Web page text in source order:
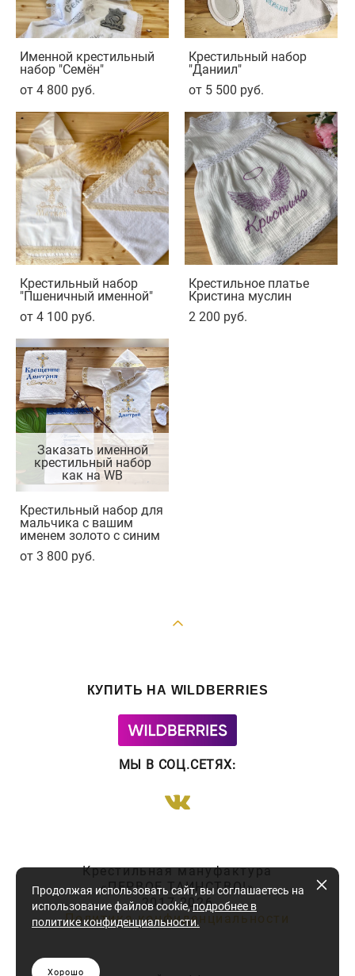
Именной крестильный
набор "Семён"
от 4 800 pуб.
Крестильный набор
"Даниил"
от 5 500 pуб.
Крестильный набор
"Пшеничный именной"
от 4 100 pуб.
Крестильное платье
Кристина муслин
2 200 pуб.
Заказать именной
крестильный набор
как на WB
Крестильный набор для
мальчика с вашим
именем золото с синим
от 3 800 pуб.
КУПИТЬ НА WILDBERRIES
МЫ В СОЦ.СЕТЯХ:
Крестильная мануфактура
«ПЕРВОЕ ТАИНСТВО!»
2017-2026
Политика конфиденциальности
Продолжая использовать сайт, вы соглашаетесь на
использование файлов cookie, подробнее в
политике конфиденциальности.
Хорошо